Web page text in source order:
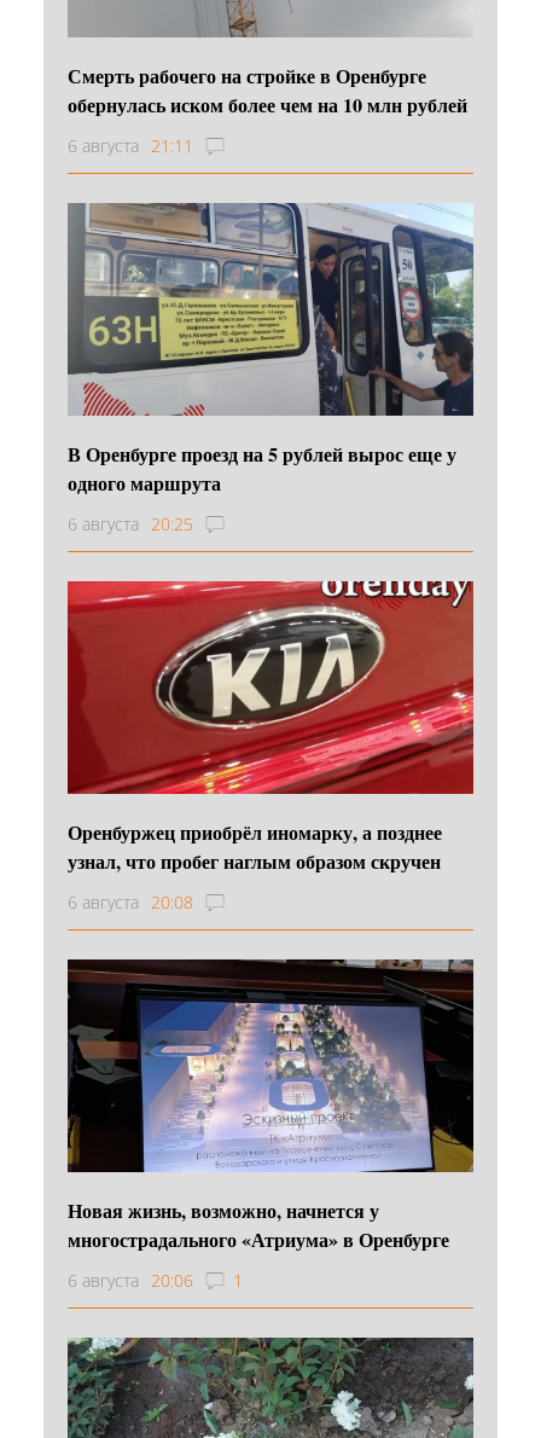
Смерть рабочего на стройке в Оренбурге
обернулась иском более чем на 10 млн рублей
6 августа 21:11
В Оренбурге проезд на 5 рублей вырос еще у
одного маршрута
6 августа 20:25
Оренбуржец приобрёл иномарку, а позднее
узнал, что пробег наглым образом скручен
6 августа 20:08
Новая жизнь, возможно, начнется у
многострадального «Атриума» в Оренбурге
6 августа 20:06 1